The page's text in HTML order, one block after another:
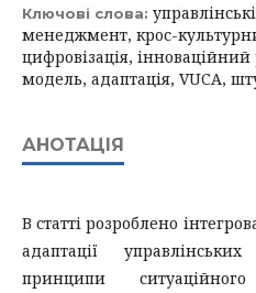
Ключові слова:
менеджмент, крос-
цифровізація,
модель, адаптація, VUCA,
АНОТАЦІЯ
В статті розроблено
адаптації
принципи